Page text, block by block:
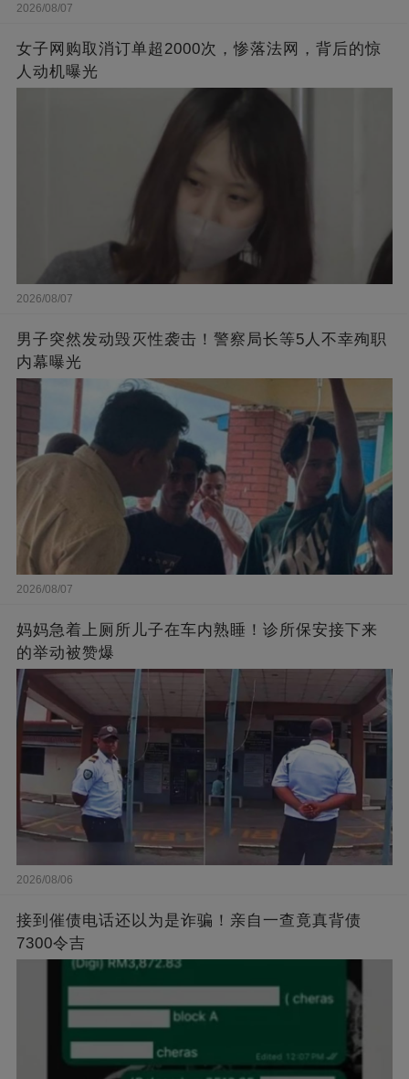
2026/08/07
女子网购取消订单超2000次，惨落法网，背后的惊
人动机曝光
2026/08/07
男子突然发动毁灭性袭击！警察局长等5人不幸殉职
内幕曝光
2026/08/07
妈妈急着上厕所儿子在车内熟睡！诊所保安接下来
的举动被赞爆
2026/08/06
接到催债电话还以为是诈骗！亲自一查竟真背债
7300令吉